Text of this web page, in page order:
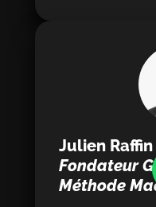
Julien Raffin
Fondateur
Méthode